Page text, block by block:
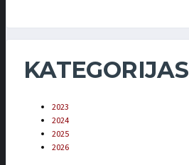
KATEGORIJAS
2023
2024
2025
2026